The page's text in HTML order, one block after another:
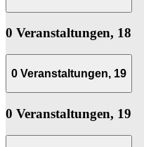
0 Veranstaltungen, 18
0 Veranstaltungen, 19
0 Veranstaltungen, 19